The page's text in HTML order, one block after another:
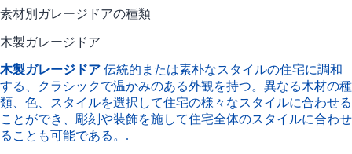
素材別ガレージドアの種類
木製ガレージドア
木製ガレージドア 伝統的または素朴なスタイルの住宅に調和
する、クラシックで温かみのある外観を持つ。異なる木材の種
類、色、スタイルを選択して住宅の様々なスタイルに合わせる
ことができ、彫刻や装飾を施して住宅全体のスタイルに合わせ
ることも可能である。.